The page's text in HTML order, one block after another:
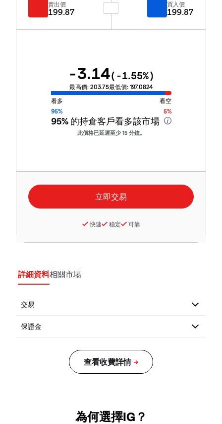
賣出價
199.87
買入價
199.87
-3.14( -1.55%)
最高價: 203.75最低價: 197.0824
看多
看空
95%
5%
95%的持倉客戶看多該市場
此價格已延遲至少 15 分鐘。
快速 稳定 可靠
詳細資料相關市場
為何選擇IG？